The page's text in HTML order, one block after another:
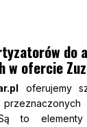
do
w ofercie
oferujemy
to